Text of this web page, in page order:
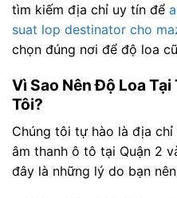
tìm kiếm địa chỉ uy tín để
suat lop destinator cho
chọn đúng nơi để độ loa
Vì Sao Nên Độ Loa
Tôi?
Chúng tôi tự hào là địa
âm thanh ô tô tại Quận 2
đây là những lý do bạn